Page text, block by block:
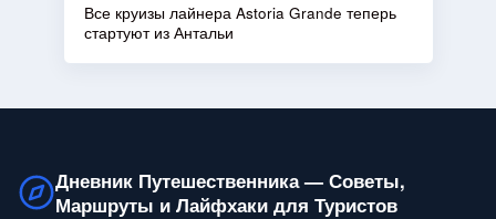
Все круизы лайнера Astoria Grande теперь
стартуют из Антальи
Дневник Путешественника — Советы,
Маршруты и Лайфхаки для Туристов